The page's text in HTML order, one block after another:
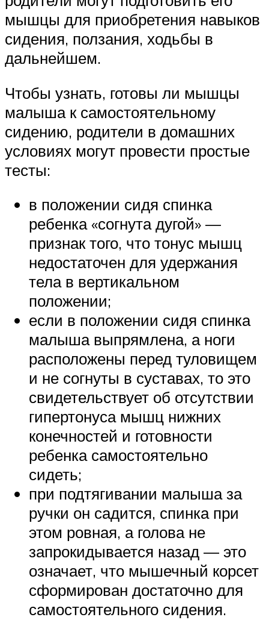
мышцы для приобретения навыков
сидения, ползания, ходьбы в
дальнейшем.
Чтобы узнать, готовы ли мышцы
малыша к самостоятельному
сидению, родители в домашних
условиях могут провести простые
тесты:
в положении сидя спинка
ребенка «согнута дугой» —
признак того, что тонус мышц
недостаточен для удержания
тела в вертикальном
положении;
если в положении сидя спинка
малыша выпрямлена, а ноги
расположены перед туловищем
и не согнуты в суставах, то это
свидетельствует об отсутствии
гипертонуса мышц нижних
конечностей и готовности
ребенка самостоятельно
сидеть;
при подтягивании малыша за
ручки он садится, спинка при
этом ровная, а голова не
запрокидывается назад — это
означает, что мышечный корсет
сформирован достаточно для
самостоятельного сидения.